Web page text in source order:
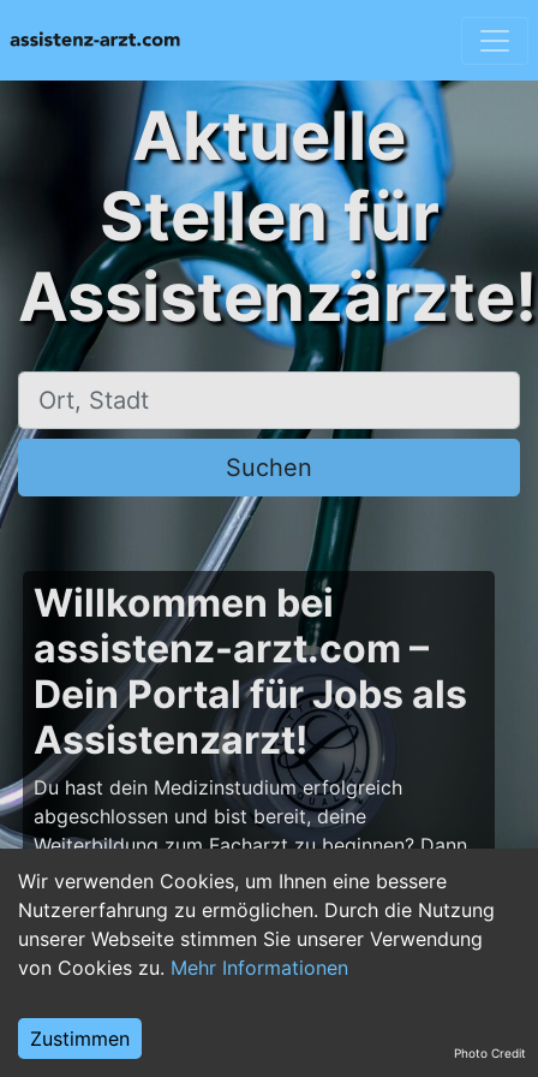
Wir verwenden Cookies, um Ihnen eine bessere
Nutzererfahrung zu ermöglichen. Durch die Nutzung
unserer Webseite stimmen Sie unserer Verwendung
von Cookies zu. Mehr Informationen
Zustimmen
Aktuelle
Stellen für
Assistenzärzte!
Ort, Stadt
Suchen
Willkommen bei
assistenz-arzt.com –
Dein Portal für Jobs als
Assistenzarzt!
Du hast dein Medizinstudium erfolgreich
abgeschlossen und bist bereit, deine
Weiterbildung zum Facharzt zu beginnen? Dann
bist du aufassistenz-arzt.comgenau richtig!
Hier findest du zahlreiche Stellenangebote für
Assistenzärzte in allen Fachrichtungen – von der
Inneren Medizin über die Chirurgie bis hin zur
deine Karriere im Arztberuf und finde die
passende Klinik oder Praxis für deinen nächstenPhoto Credit